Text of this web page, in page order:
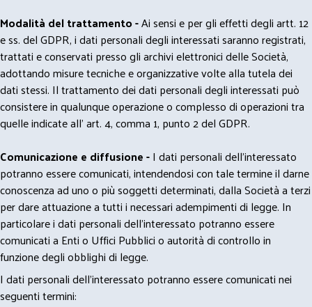
Modalità del trattamento -Ai sensi e per gli effetti degli artt. 12
e ss. del GDPR, i dati personali degli interessati saranno registrati,
trattati e conservati presso gli archivi elettronici delle Società,
adottando misure tecniche e organizzative volte alla tutela dei
dati stessi. Il trattamento dei dati personali degli interessati può
consistere in qualunque operazione o complesso di operazioni tra
quelle indicate all' art. 4, comma 1, punto 2 del GDPR.
Comunicazione e diffusione -I dati personali dell’interessato
potranno essere comunicati, intendendosi con tale termine il darne
conoscenza ad uno o più soggetti determinati, dalla Società a terzi
per dare attuazione a tutti i necessari adempimenti di legge. In
particolare i dati personali dell’interessato potranno essere
comunicati a Enti o Uffici Pubblici o autorità di controllo in
funzione degli obblighi di legge.
I dati personali dell’interessato potranno essere comunicati nei
seguenti termini: